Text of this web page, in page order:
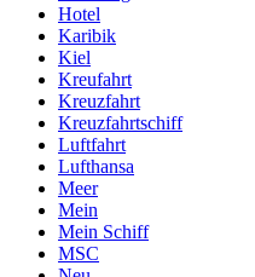
Hotel
Karibik
Kiel
Kreufahrt
Kreuzfahrt
Kreuzfahrtschiff
Luftfahrt
Lufthansa
Meer
Mein
Mein Schiff
MSC